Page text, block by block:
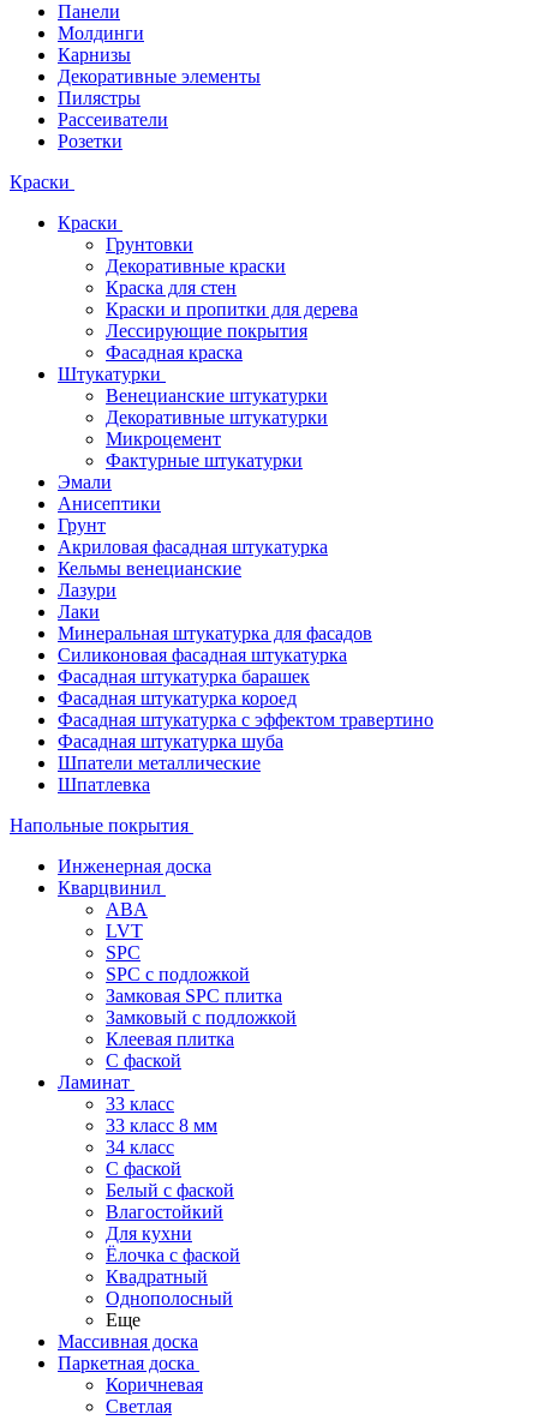
Панели
Молдинги
Карнизы
Декоративные элементы
Пилястры
Рассеиватели
Розетки
Краски
Краски
Грунтовки
Декоративные краски
Краска для стен
Краски и пропитки для дерева
Лессирующие покрытия
Фасадная краска
Штукатурки
Венецианские штукатурки
Декоративные штукатурки
Микроцемент
Фактурные штукатурки
Эмали
Анисептики
Грунт
Акриловая фасадная штукатурка
Кельмы венецианские
Лазури
Лаки
Минеральная штукатурка для фасадов
Силиконовая фасадная штукатурка
Фасадная штукатурка барашек
Фасадная штукатурка короед
Фасадная штукатурка с эффектом травертино
Фасадная штукатурка шуба
Шпатели металлические
Шпатлевка
Напольные покрытия
Инженерная доска
Кварцвинил
ABA
LVT
SPC
SPC с подложкой
Замковая SPC плитка
Замковый с подложкой
Клеевая плитка
С фаской
Ламинат
33 класс
33 класс 8 мм
34 класс
C фаской
Белый с фаской
Влагостойкий
Для кухни
Ёлочка с фаской
Квадратный
Однополосный
Еще
Массивная доска
Паркетная доска
Коричневая
Светлая